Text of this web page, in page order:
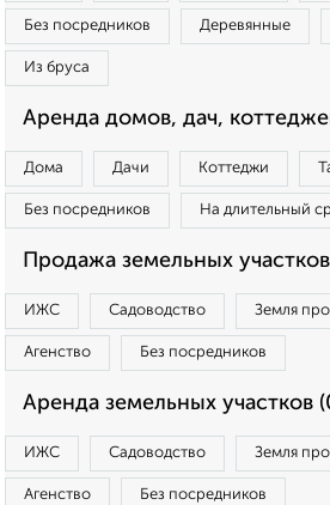
Без посредников Деревянные
Из бруса
Аренда домов, дач,
Дома Дачи Коттеджи
Без посредников На длительный
Продажа земельных
ИЖС Садоводство Земля
Агенство Без посредников
Аренда земельных участков
ИЖС Садоводство Земля
Агенство Без посредников